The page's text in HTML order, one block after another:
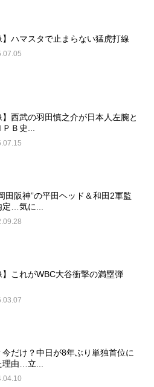
】ハマスタで止まらない猛虎打線
】西武の羽田慎之介が日本人左腕と
ＰＢ史...
田阪神”の平田ヘッド＆和田2軍監
定…気に...
】これがWBC大谷衝撃の満塁弾
今だけ？中日が8年ぶり単独首位に
理由…立...